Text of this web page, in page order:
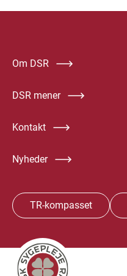
Om DSR
DSR mener
Kontakt
Nyheder
TR-kompasset